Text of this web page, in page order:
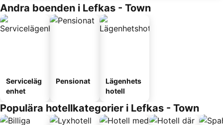
Andra boenden i Lefkas - Town
Serviceläg
enhet
Pensionat
Lägenhets
hotell
Populära hotellkategorier i Lefkas - Town